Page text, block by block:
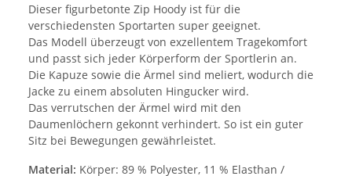
Dieser figurbetonte Zip Hoody ist für die
verschiedensten Sportarten super geeignet.
Das Modell überzeugt von exzellentem Tragekomfort
und passt sich jeder Körperform der Sportlerin an.
Die Kapuze sowie die Ärmel sind meliert, wodurch die
Jacke zu einem absoluten Hingucker wird.
Das verrutschen der Ärmel wird mit den
Daumenlöchern gekonnt verhindert. So ist ein guter
Sitz bei Bewegungen gewährleistet.
Material: Körper: 89 % Polyester, 11 % Elasthan /